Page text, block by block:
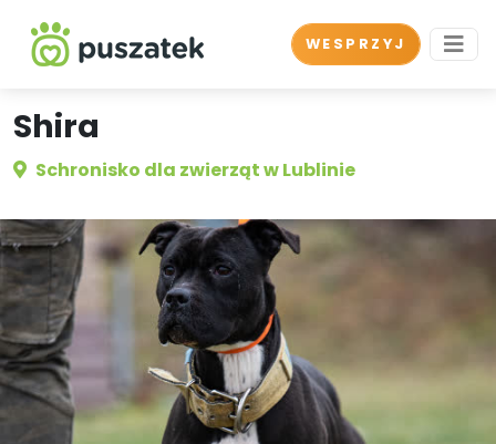
WESPRZYJ
Shira
Schronisko dla zwierząt w Lublinie